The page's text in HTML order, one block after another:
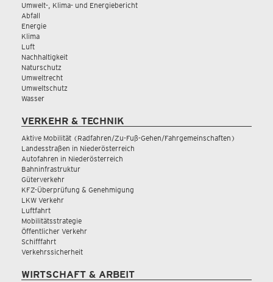
Umwelt-, Klima- und Energiebericht
Abfall
Energie
Klima
Luft
Nachhaltigkeit
Naturschutz
Umweltrecht
Umweltschutz
Wasser
VERKEHR & TECHNIK
Aktive Mobilität (Radfahren/Zu-Fuß-Gehen/Fahrgemeinschaften)
Landesstraßen in Niederösterreich
Autofahren in Niederösterreich
Bahninfrastruktur
Güterverkehr
KFZ-Überprüfung & Genehmigung
LKW Verkehr
Luftfahrt
Mobilitätsstrategie
Öffentlicher Verkehr
Schifffahrt
Verkehrssicherheit
WIRTSCHAFT & ARBEIT